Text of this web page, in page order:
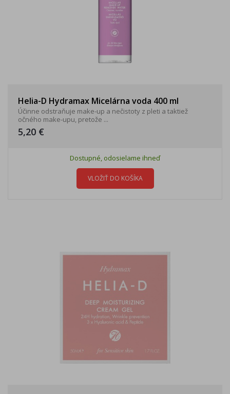
Helia-D Hydramax Micelárna voda 400 ml
Účinne odstraňuje make-up a nečistoty z pleti a taktiež
očného make-upu, pretože ...
5,20 €
Dostupné, odosielame ihneď
VLOŽIŤ DO KOŠÍKA